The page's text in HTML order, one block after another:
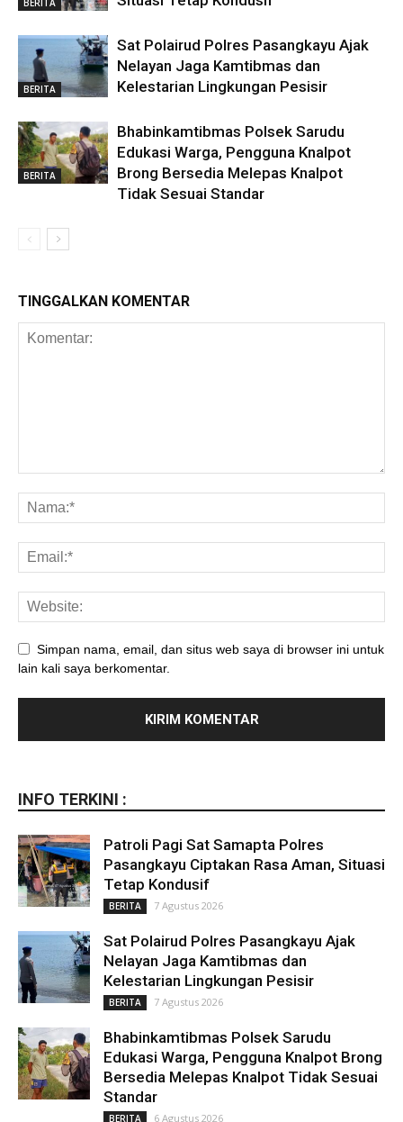
BERITA
BERITA
Sat Polairud Polres Pasangkayu Ajak
Nelayan Jaga Kamtibmas dan
Kelestarian Lingkungan Pesisir
BERITA
Bhabinkamtibmas Polsek Sarudu
Edukasi Warga, Pengguna Knalpot
Brong Bersedia Melepas Knalpot
Tidak Sesuai Standar
TINGGALKAN KOMENTAR
Simpan nama, email, dan situs web saya di browser ini untuk
lain kali saya berkomentar.
INFO TERKINI :
Patroli Pagi Sat Samapta Polres
Pasangkayu Ciptakan Rasa Aman, Situasi
Tetap Kondusif
BERITA 7 Agustus 2026
Sat Polairud Polres Pasangkayu Ajak
Nelayan Jaga Kamtibmas dan
Kelestarian Lingkungan Pesisir
BERITA 7 Agustus 2026
Bhabinkamtibmas Polsek Sarudu
Edukasi Warga, Pengguna Knalpot Brong
Bersedia Melepas Knalpot Tidak Sesuai
Standar
BERITA 6 Agustus 2026